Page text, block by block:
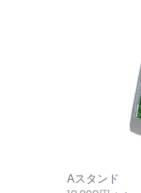
Aスタンド